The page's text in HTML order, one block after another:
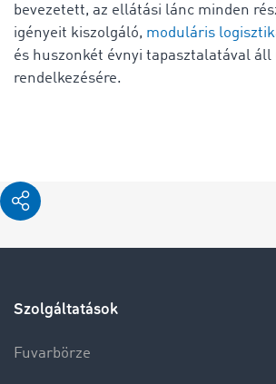
bevezetett, az ellátási lánc minden
igényeit kiszolgáló, moduláris
és huszonkét évnyi tapasztalatával áll
rendelkezésére.
Szolgáltatások
Fuvarbörze